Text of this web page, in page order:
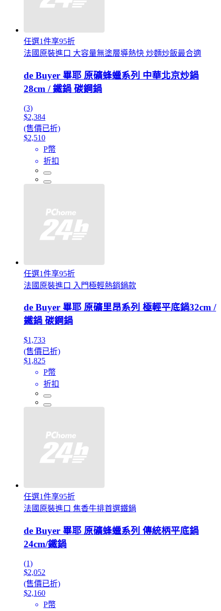
任選1件享95折
法國原裝進口 大容量無塗層導熱快 炒麵炒飯最合適
de Buyer 畢耶 原礦蜂蠟系列 中華北京炒鍋
28cm / 鐵鍋 碳鋼鍋
(3)
$2,384
(售價已折)
$2,510
P幣
折扣
任選1件享95折
法國原裝進口 入門極輕熱銷鍋款
de Buyer 畢耶 原礦里昂系列 極輕平底鍋32cm /
鐵鍋 碳鋼鍋
$1,733
(售價已折)
$1,825
P幣
折扣
任選1件享95折
法國原裝進口 焦香牛排首選鐵鍋
de Buyer 畢耶 原礦蜂蠟系列 傳統柄平底鍋
24cm/鐵鍋
(1)
$2,052
(售價已折)
$2,160
P幣